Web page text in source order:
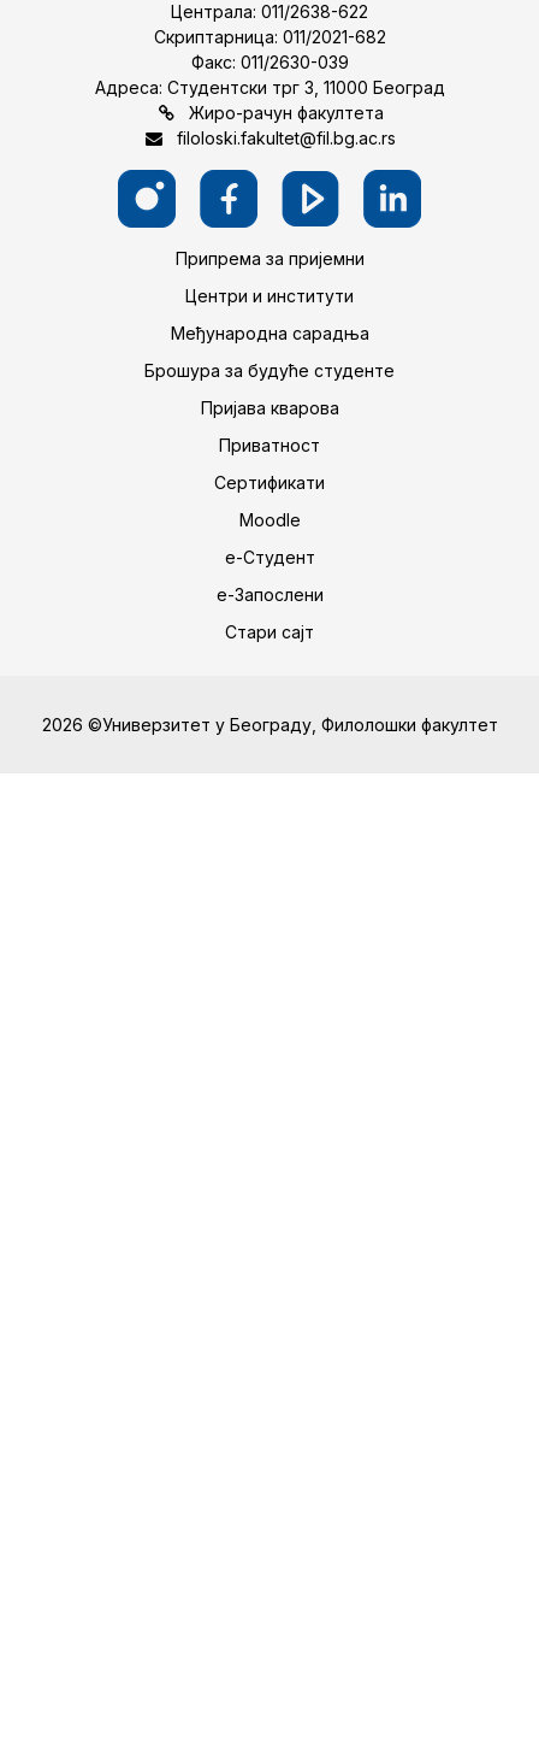
Централа: 011/2638-622
Скриптарница: 011/2021-682
Факс: 011/2630-039
Адреса: Студентски трг 3, 11000 Београд
Жиро-рачун факултета
filoloski.fakultet@fil.bg.ac.rs
Припрема за пријемни
Центри и институти
Међународна сарадња
Брошура за будуће студенте
Пријава кварова
Приватност
Сертификати
Moodle
е-Студент
е-Запослени
Стари сајт
2026 ©Универзитет у Београду, Филолошки факултет